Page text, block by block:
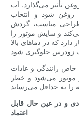
تأثیر می‌گذارد. آب
روغن شود و انتخاب
طراحی مناسب، گردش
و سایش موتور را
که در دماهای بالا
خاص رانندگی و عادات
موتور می‌شود و خطر
و در عین حال قابل
اعتماد